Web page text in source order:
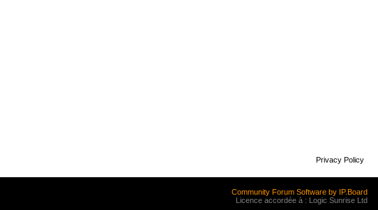
Privacy Policy
Community Forum Software by IP.Board
Licence accordée à : Logic Sunrise Ltd